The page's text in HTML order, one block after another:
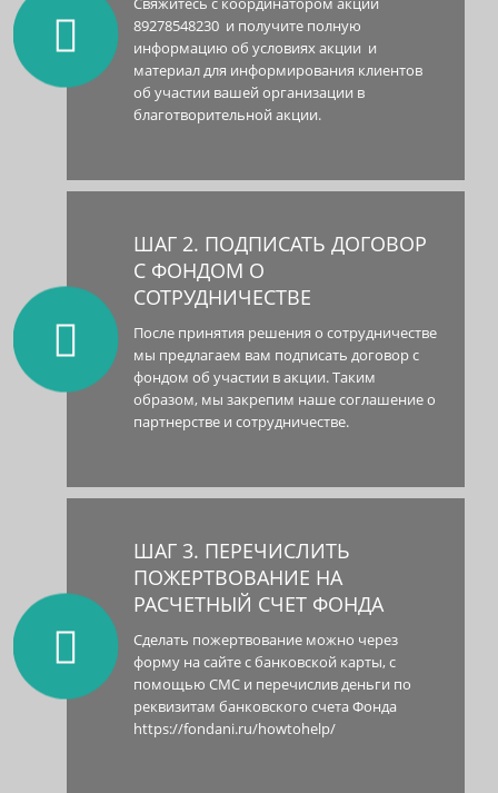
89278548230 и получите полную
информацию об условиях акции и
материал для информирования клиентов
об участии вашей организации в
благотворительной акции.
ШАГ 2. ПОДПИСАТЬ ДОГОВОР
С ФОНДОМ О
СОТРУДНИЧЕСТВЕ
После принятия решения о сотрудничестве
мы предлагаем вам подписать договор с
фондом об участии в акции. Таким
образом, мы закрепим наше соглашение о
партнерстве и сотрудничестве.
ШАГ 3. ПЕРЕЧИСЛИТЬ
ПОЖЕРТВОВАНИЕ НА
РАСЧЕТНЫЙ СЧЕТ ФОНДА
Сделать пожертвование можно через
форму на сайте с банковской карты, с
помощью СМС и перечислив деньги по
реквизитам банковского счета Фонда
https://fondani.ru/howtohelp/